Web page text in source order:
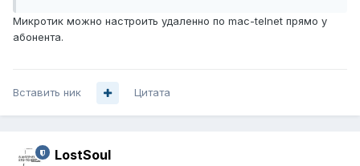
Микротик можно настроить удаленно по mac-telnet прямо у
абонента.
Вставить ник Цитата
LostSoul